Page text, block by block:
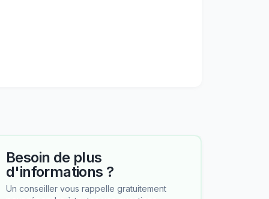
Besoin de plus
d'informations ?
Un conseiller vous rappelle gratuitement